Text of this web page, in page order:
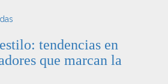
tendencias en
que marcan la